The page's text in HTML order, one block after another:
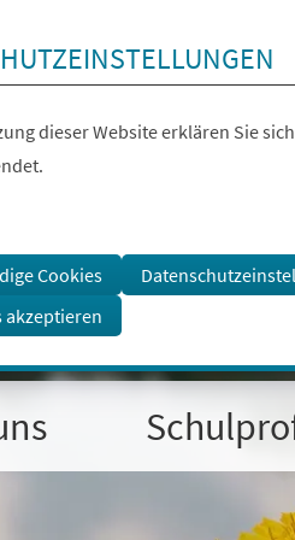
dieser Website erklären Sie
Cookies
akzeptieren